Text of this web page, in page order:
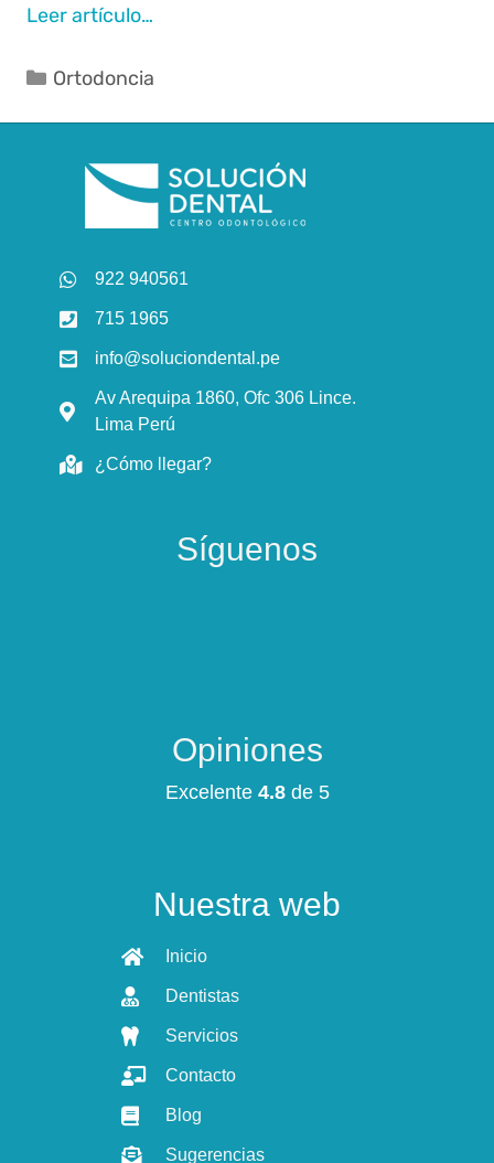
Leer artículo…
Ortodoncia
922 940561
715 1965
info@soluciondental.pe
Av Arequipa 1860, Ofc 306 Lince.
Lima Perú
¿Cómo llegar?
Síguenos
Opiniones
Excelente 4.8de 5
Nuestra web
Inicio
Dentistas
Servicios
Contacto
Blog
Sugerencias